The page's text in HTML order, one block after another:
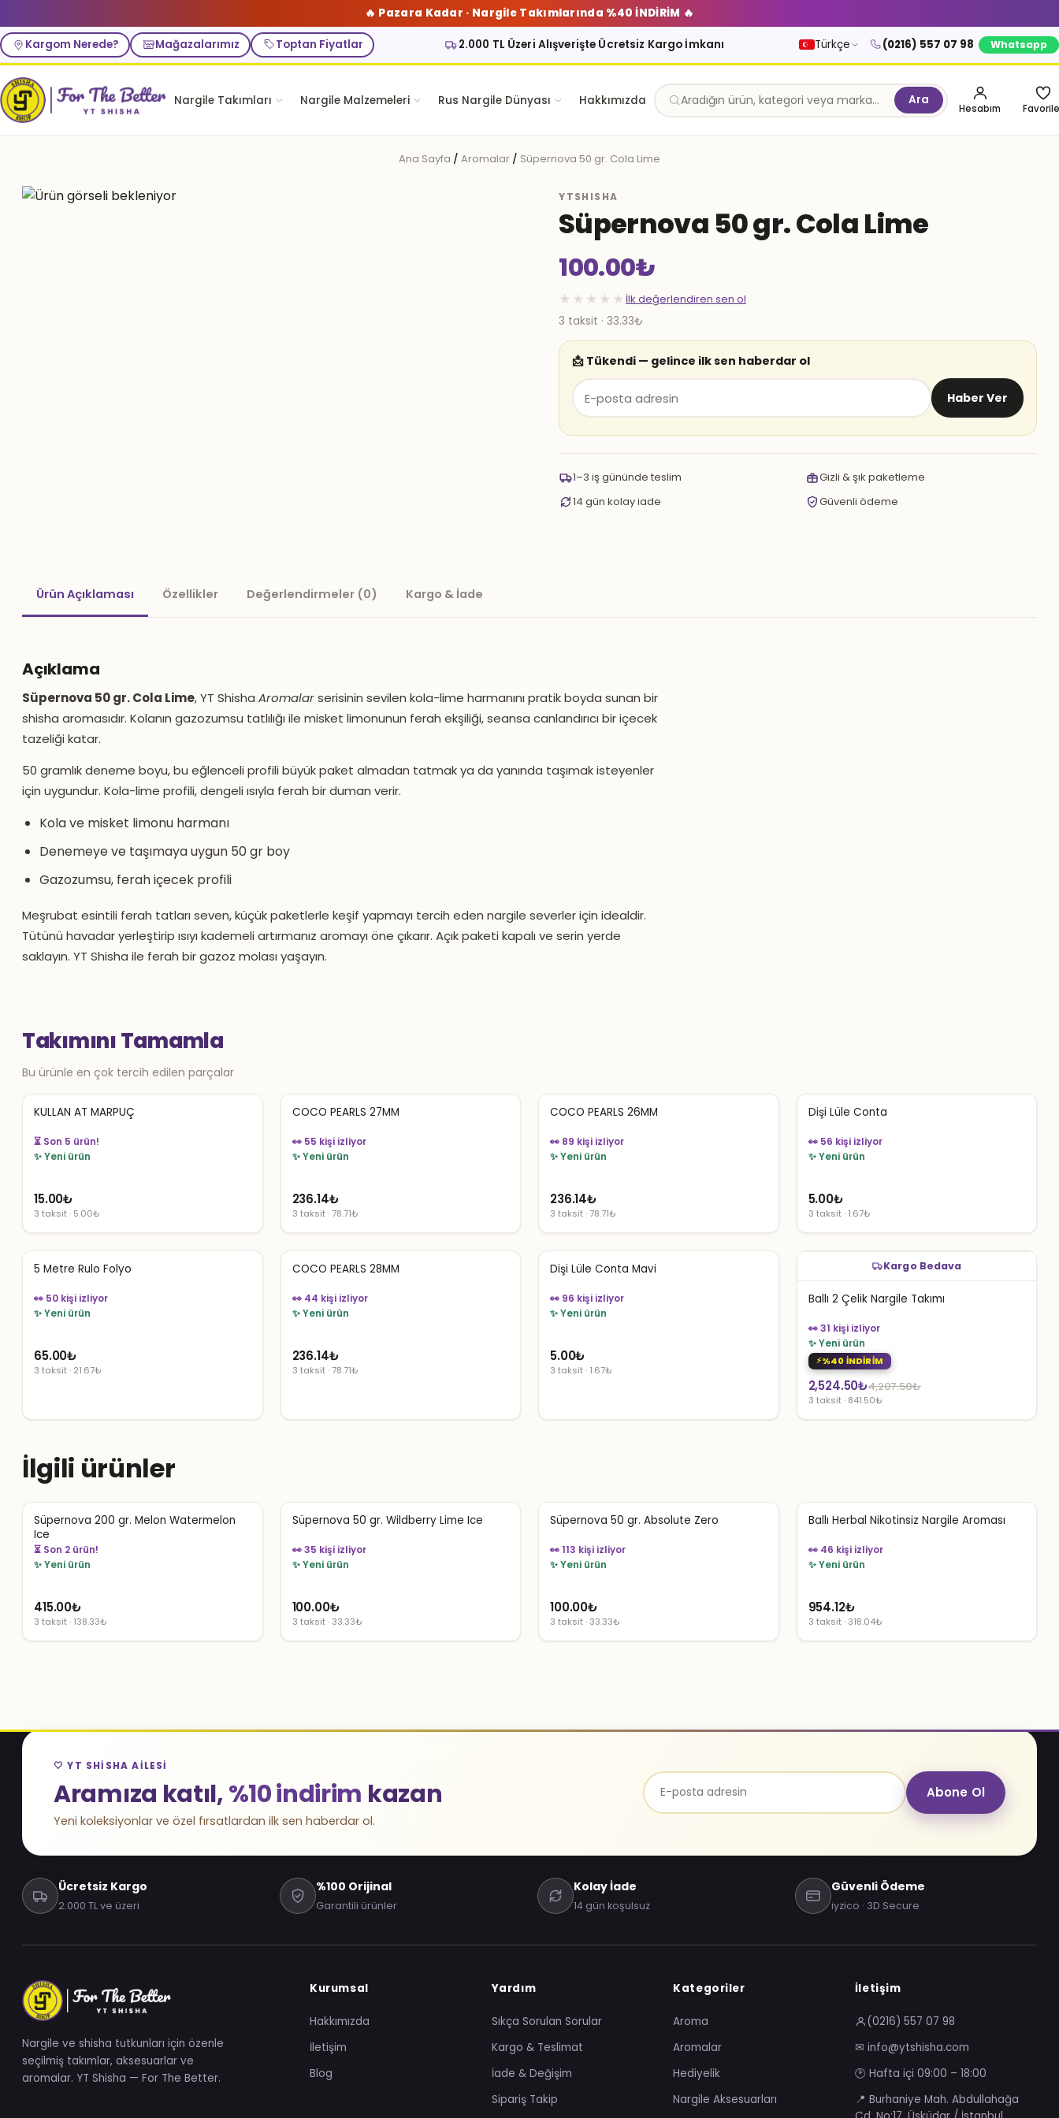
🔥 Pazara Kadar · Nargile Takımlarında %40 İNDİRİM 🔥
Kargom Nerede? Mağazalarımız Toptan Fiyatlar 2.000 TL Üzeri Alışverişte Ücretsiz Kargo İmkanı Türkçe (0216) 557 07 98 Whatsapp
Nargile Takımları Nargile Malzemeleri Rus Nargile Dünyası Hakkımızda Ara
Hesabım
Ana Sayfa / Aromalar / Süpernova 50 gr. Cola Lime
YTSHISHA
Süpernova 50 gr. Cola Lime
100.00₺
★★★★★ İlk değerlendiren sen ol
3 taksit · 33.33₺
📩 Tükendi — gelince ilk sen haberdar ol
Haber Ver
1–3 iş gününde teslim
Gizli & şık paketleme
14 gün kolay iade
Güvenli ödeme
Ürün Açıklaması Özellikler Değerlendirmeler (0) Kargo & İade
Açıklama
Süpernova 50 gr. Cola Lime, YT Shisha Aromalarserisinin sevilen kola-lime harmanını pratik boyda sunan bir
shisha aromasıdır. Kolanın gazozumsu tatlılığı ile misket limonunun ferah ekşiliği, seansa canlandırıcı bir içecek
tazeliği katar.
50 gramlık deneme boyu, bu eğlenceli profili büyük paket almadan tatmak ya da yanında taşımak isteyenler
için uygundur. Kola-lime profili, dengeli ısıyla ferah bir duman verir.
Kola ve misket limonu harmanı
Denemeye ve taşımaya uygun 50 gr boy
Gazozumsu, ferah içecek profili
Meşrubat esintili ferah tatları seven, küçük paketlerle keşif yapmayı tercih eden nargile severler için idealdir.
Tütünü havadar yerleştirip ısıyı kademeli artırmanız aromayı öne çıkarır. Açık paketi kapalı ve serin yerde
saklayın. YT Shisha ile ferah bir gazoz molası yaşayın.
Takımını Tamamla
Bu ürünle en çok tercih edilen parçalar
KULLAN AT MARPUÇ
⏳ Son 5 ürün!
✨ Yeni ürün
15.00₺
3 taksit · 5.00₺
COCO PEARLS 27MM
👀 55 kişi izliyor
✨ Yeni ürün
236.14₺
3 taksit · 78.71₺
COCO PEARLS 26MM
👀 89 kişi izliyor
✨ Yeni ürün
236.14₺
3 taksit · 78.71₺
Dişi Lüle Conta
👀 56 kişi izliyor
✨ Yeni ürün
5.00₺
3 taksit · 1.67₺
5 Metre Rulo Folyo
👀 50 kişi izliyor
✨ Yeni ürün
65.00₺
3 taksit · 21.67₺
COCO PEARLS 28MM
👀 44 kişi izliyor
✨ Yeni ürün
236.14₺
3 taksit · 78.71₺
Dişi Lüle Conta Mavi
👀 96 kişi izliyor
✨ Yeni ürün
5.00₺
3 taksit · 1.67₺
Kargo Bedava
Ballı 2 Çelik Nargile Takımı
👀 31 kişi izliyor
✨ Yeni ürün
%40 İNDİRİM
4,207.50₺
Orijinal
fiyat:
4,207.50₺.
2,524.50₺
Şu
andaki
fiyat:
3 taksit · 841.50₺
İlgili ürünler
Süpernova 200 gr. Melon Watermelon
Ice
⏳ Son 2 ürün!
✨ Yeni ürün
415.00₺
3 taksit · 138.33₺
Süpernova 50 gr. Wildberry Lime Ice
👀 35 kişi izliyor
✨ Yeni ürün
100.00₺
3 taksit · 33.33₺
Süpernova 50 gr. Absolute Zero
👀 113 kişi izliyor
✨ Yeni ürün
100.00₺
3 taksit · 33.33₺
Ballı Herbal Nikotinsiz Nargile Aroması
👀 46 kişi izliyor
✨ Yeni ürün
954.12₺
3 taksit · 318.04₺
🤍 YT SHISHA AILESI
Aramıza katıl,%10 indirim kazan
Yeni koleksiyonlar ve özel fırsatlardan ilk sen haberdar ol.
Abone Ol
Ücretsiz Kargo
2.000 TL ve üzeri
%100 Orijinal
Garantili ürünler
Kolay İade
14 gün koşulsuz
Güvenli Ödeme
iyzico · 3D Secure
Nargile ve shisha tutkunları için özenle
seçilmiş takımlar, aksesuarlar ve
aromalar. YT Shisha — For The Better.
Kurumsal
Hakkımızda
İletişim
Blog
Yardım
Sıkça Sorulan Sorular
Kargo & Teslimat
İade & Değişim
Sipariş Takip
Kategoriler
Aroma
Aromalar
Hediyelik
Nargile Aksesuarları
İletişim
(0216) 557 07 98
✉ info@ytshisha.com
🕑 Hafta içi 09:00 – 18:00
📍 Burhaniye Mah. Abdullahağa